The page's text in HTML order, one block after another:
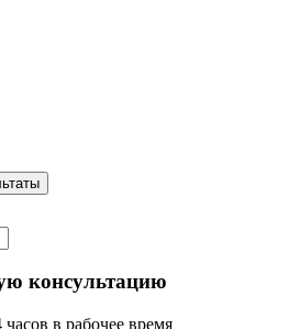
консультацию
в рабочее время